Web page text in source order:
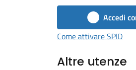
Accedi
Come attivare SPID
Altre utenze